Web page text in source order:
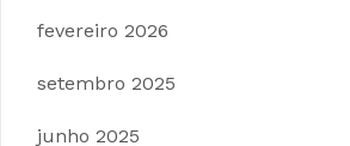
fevereiro 2026
setembro 2025
junho 2025